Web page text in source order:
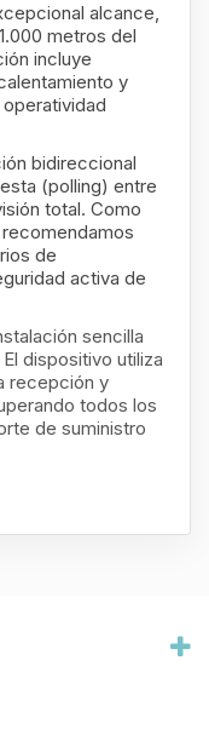
alcance,
metros del
incluye
y
bidireccional
(polling) entre
total. Como
recomendamos
de
activa de
sencilla
dispositivo utiliza
recepción y
todos los
de suministro